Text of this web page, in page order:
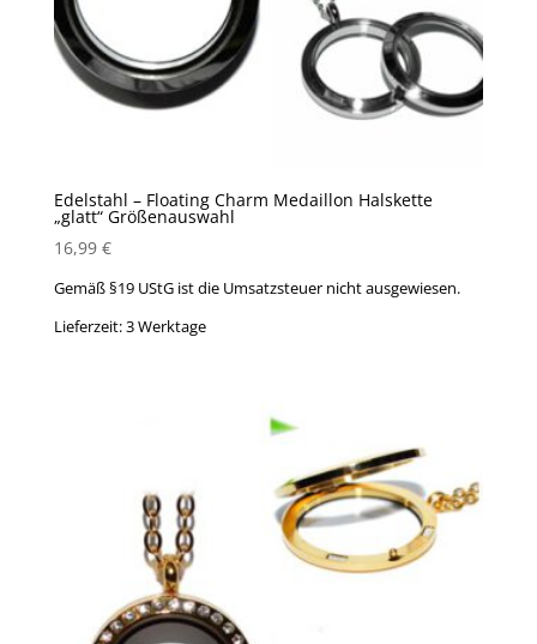
Edelstahl – Floating Charm Medaillon Halskette
„glatt“ Größenauswahl
16,99 €
Gemäß §19 UStG ist die Umsatzsteuer nicht ausgewiesen.
Lieferzeit:3 Werktage